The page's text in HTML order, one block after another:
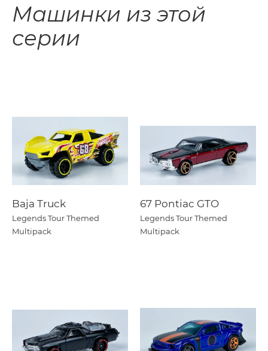
Машинки из этой
серии
Baja Truck
Legends Tour Themed
Multipack
67 Pontiac GTO
Legends Tour Themed
Multipack